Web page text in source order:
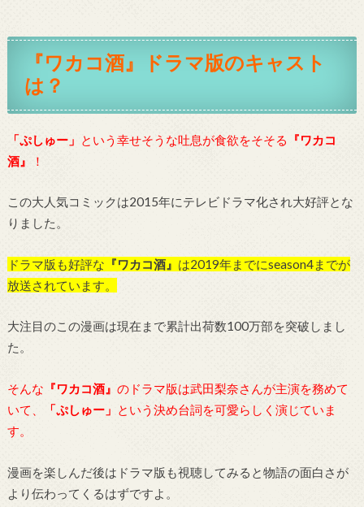
『ワカコ酒』ドラマ版のキャスト
は？
「ぷしゅー」 という幸せそうな吐息が食欲をそそる
『ワカコ
酒』
！
この大人気コミックは2015年にテレビドラマ化され大好評とな
りました。
ドラマ版も好評な 『ワカコ酒』 は2019年までにseason4までが
放送されています。
大注目のこの漫画は現在まで累計出荷数100万部を突破しまし
た。
そんな 『ワカコ酒』 のドラマ版は武田梨奈さんが主演を務めて
いて、
「ぷしゅー」 という決め台詞を可愛らしく演じていま
す。
漫画を楽しんだ後はドラマ版も視聴してみると物語の面白さが
より伝わってくるはずですよ。